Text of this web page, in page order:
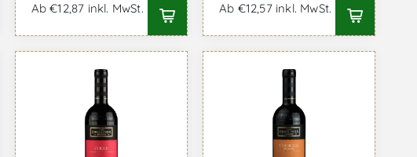
Ab €12,87 inkl. MwSt. Ab €12,57 inkl. MwSt.